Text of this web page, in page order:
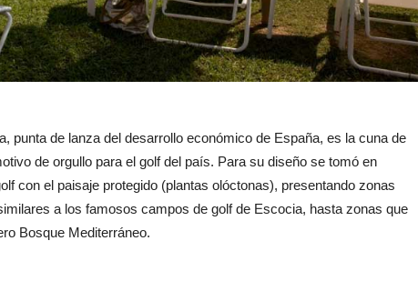
punta de lanza del desarrollo económico de España, es la cuna de
de orgullo para el golf del país. Para su diseño se tomó en
con el paisaje protegido (plantas olóctonas), presentando zonas
a los famosos campos de golf de Escocia, hasta zonas que
Bosque Mediterráneo.